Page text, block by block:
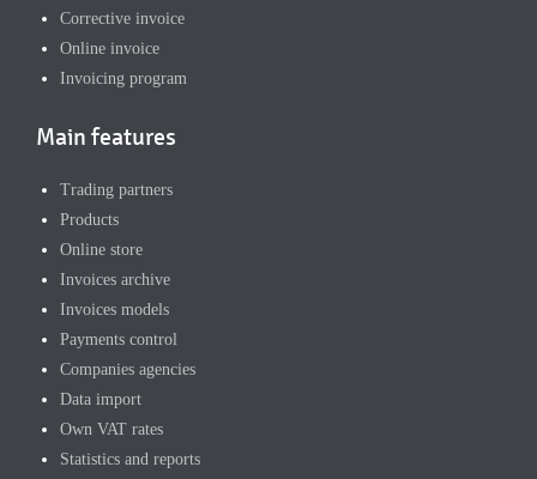
Corrective invoice
Online invoice
Invoicing program
Main features
Trading partners
Products
Online store
Invoices archive
Invoices models
Payments control
Companies agencies
Data import
Own VAT rates
Statistics and reports